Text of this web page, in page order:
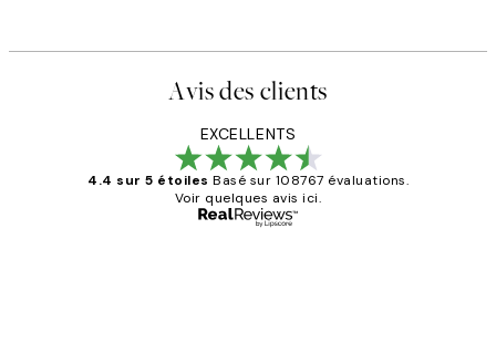
Avis des clients
EXCELLENTS
4.4 sur 5 étoiles Basé sur 108767 évaluations.
Voir quelques avis ici.